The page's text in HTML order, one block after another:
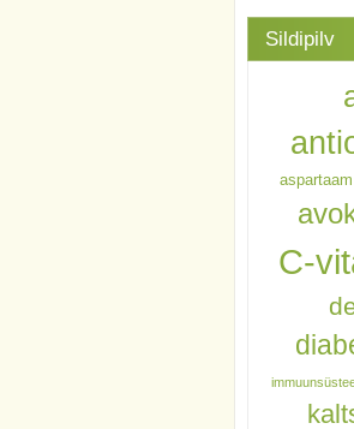
Sildipilv
aspartaam
C-